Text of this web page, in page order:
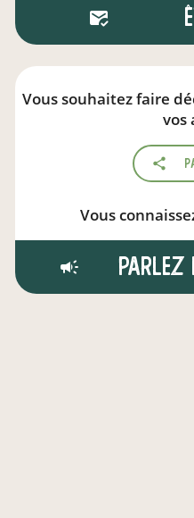
Vous souhaitez faire
vos
Vous
Parlez